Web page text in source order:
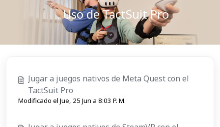
Uso de TactSuit Pro
Jugar a juegos nativos de Meta Quest con el
TactSuit Pro
Modificado el Jue, 25 Jun a 8:03 P. M.